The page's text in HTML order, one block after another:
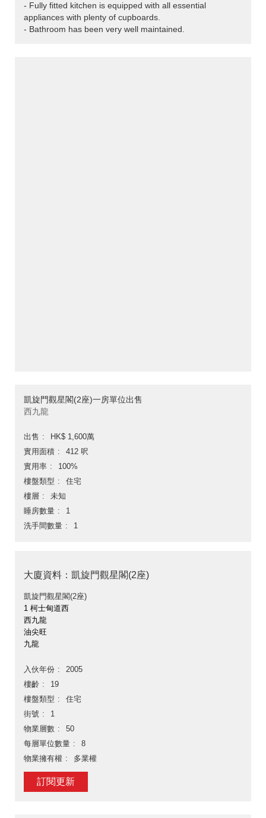
- Fully fitted kitchen is equipped with all essential
appliances with plenty of cupboards.
- Bathroom has been very well maintained.
凱旋門觀星閣(2座)一房單位出售
西九龍
出售
HK$ 1,600萬
實用面積
412 呎
實用率
100%
樓盤類型
住宅
樓層
未知
睡房數量
1
洗手間數量
1
大廈資料：凱旋門觀星閣(2座)
凱旋門觀星閣(2座)
1 柯士甸道西
西九龍
油尖旺
九龍
入伙年份
2005
樓齡
19
樓盤類型
住宅
街號
1
物業層數
50
每層單位數量
8
物業擁有權
多業權
訂閱更新